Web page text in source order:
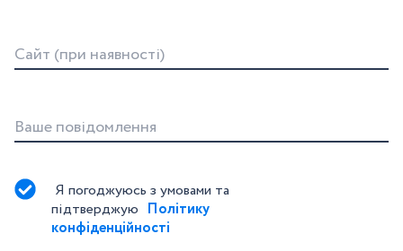
Сайт (при наявності)
Ваше повідомлення
Я погоджуюсь з умовами та
підтверджую Політику
конфіденційності